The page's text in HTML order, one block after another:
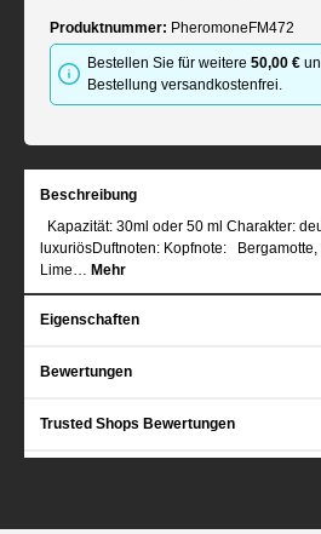
Produktnummer: PheromoneFM472
Bestellen Sie für weitere50,00 €
Bestellung versandkostenfrei.
Beschreibung
Kapazität: 30ml oder 50 ml Charakter:
luxuriösDuftnoten: Kopfnote:
Lime… Mehr
Eigenschaften
Bewertungen
Trusted Shops Bewertungen